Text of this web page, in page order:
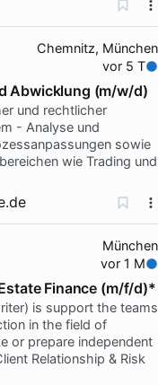
Chemnitz, München
vor 5 T
Abwicklung (m/w/d)
und rechtlicher
- Analyse und
sowie
wie Trading und
München
vor 1 M
Finance (m/f/d)*
is support the teams
in the field of
or prepare independent
Relationship & Risk